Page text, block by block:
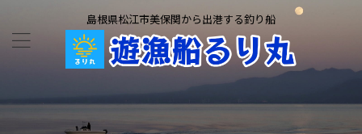
島根県松江市美保関から出港する釣り船